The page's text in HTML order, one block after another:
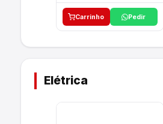
Carrinho Pedir
Elétrica